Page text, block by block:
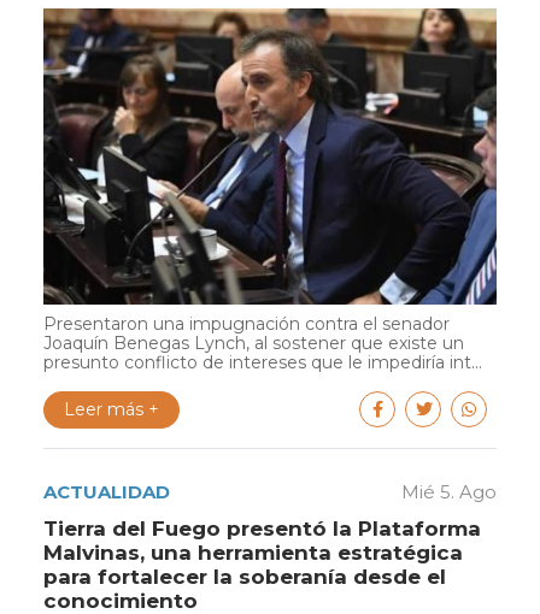
Presentaron una impugnación contra el senador
Joaquín Benegas Lynch, al sostener que existe un
presunto conflicto de intereses que le impediría int...
Leer más +
ACTUALIDAD Mié 5. Ago
Tierra del Fuego presentó la Plataforma
Malvinas, una herramienta estratégica
para fortalecer la soberanía desde el
conocimiento